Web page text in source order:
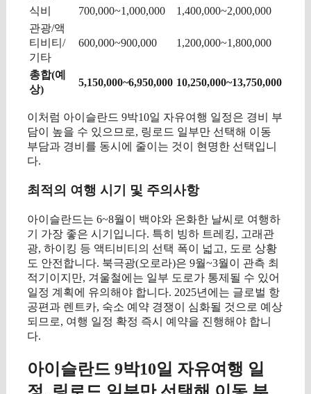
식비 700,000~1,000,000
1,400,000~2,000,000
관광/액
티비티/
기타
600,000~900,000 1,200,000~1,800,000
총합(예
상)
5,150,000~6,950,000 10,250,000~13,750,000
이처럼 아이슬란드 9박10일 자유여행 일정은 경비 부
담이 높을 수 있으므로, 링로드 일부만 선택해 이동
부담과 경비를 동시에 줄이는 것이 현명한 선택입니
다.
최적의 여행 시기 및 주의사항
아이슬란드는 6~8월이 백야와 온화한 날씨로 여행하
기 가장 좋은 시기입니다. 특히 빙하 트레킹, 고래관
광, 하이킹 등 액티비티의 선택 폭이 넓고, 도로 상황
도 안전합니다. 북극광(오로라)은 9월~3월이 관측 최
적기이지만, 겨울철에는 일부 도로가 통제될 수 있어
일정 계획에 유의해야 합니다. 2025년에는 글로벌 항
공편과 렌트카, 숙소 예약 경쟁이 심화될 것으로 예상
되므로, 여행 일정 확정 즉시 예약을 진행해야 합니
다.
아이슬란드 9박10일 자유여행 일